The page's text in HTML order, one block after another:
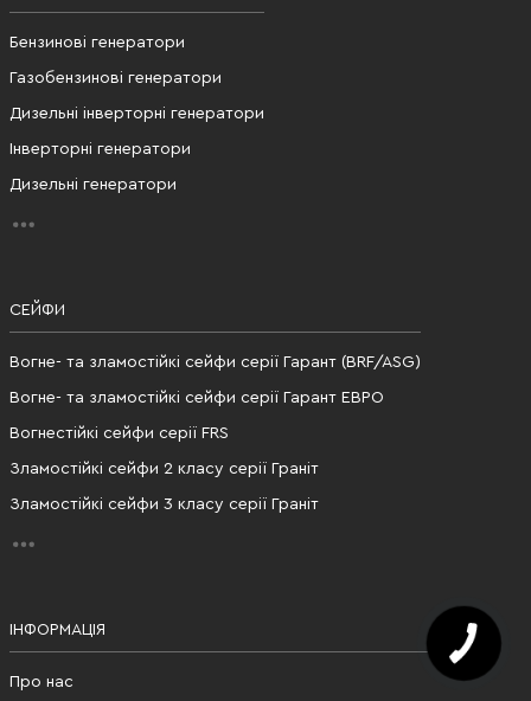
Бензинові генератори
Газобензинові генератори
Дизельні інверторні генератори
Інверторні генератори
Дизельні генератори
СЕЙФИ
Вогне- та зламостійкі сейфи серії Гарант (BRF/ASG)
Вогне- та зламостійкі сейфи серії Гарант ЕВРО
Вогнестійкі сейфи серії FRS
Зламостійкі сейфи 2 класу серії Граніт
Зламостійкі сейфи 3 класу серії Граніт
ІНФОРМАЦІЯ
Про нас